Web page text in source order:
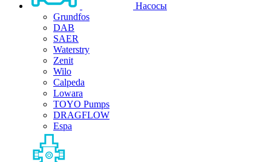
Насосы
Grundfos
DAB
SAER
Waterstry
Zenit
Wilo
Calpeda
Lowara
TOYO Pumps
DRAGFLOW
Espa